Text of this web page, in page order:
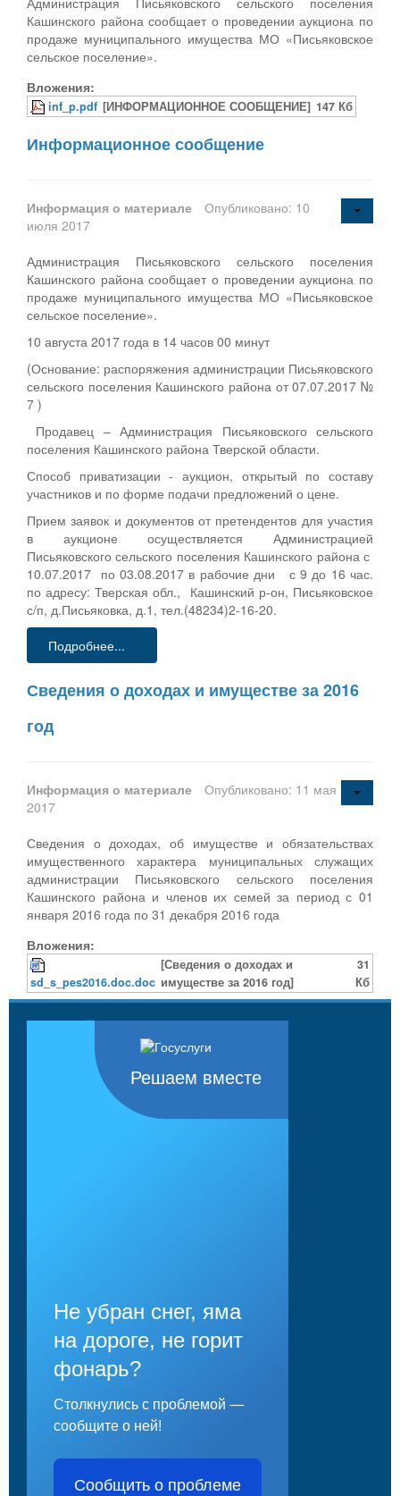
Кашинского района сообщает о проведении аукциона по
продаже муниципального имущества МО «Письяковское
сельское поселение».
Вложения:
inf_p.pdf [ИНФОРМАЦИОННОЕ СООБЩЕНИЕ] 147 Кб
Информационное сообщение
Информация о материале
Опубликовано: 10
июля 2017
Администрация Письяковского сельского поселения
Кашинского района сообщает о проведении аукциона по
продаже муниципального имущества МО «Письяковское
сельское поселение».
10 августа 2017 года в 14 часов 00 минут
(Основание: распоряжения администрации Письяковского
сельского поселения Кашинского района от 07.07.2017 №
7 )
Продавец – Администрация Письяковского сельского
поселения Кашинского района Тверской области.
Способ приватизации - аукцион, открытый по составу
участников и по форме подачи предложений о цене.
Прием заявок и документов от претендентов для участия
в аукционе осуществляется Администрацией
Письяковского сельского поселения Кашинского района с
10.07.2017 по 03.08.2017 в рабочие дни с 9 до 16 час.
по адресу: Тверская обл., Кашинский р-он, Письяковское
с/п, д.Письяковка, д.1, тел.(48234)2-16-20.
Подробнее...
Сведения о доходах и имуществе за 2016
год
Информация о материале
Опубликовано: 11 мая
2017
Сведения о доходах, об имуществе и обязательствах
имущественного характера муниципальных служащих
администрации Письяковского сельского поселения
Кашинского района и членов их семей за период с 01
января 2016 года по 31 декабря 2016 года
Вложения:
sd_s_pes2016.doc.doc
[Сведения о доходах и
имуществе за 2016 год]
31
Кб
Решаем вместе
Не убран снег, яма
на дороге, не горит
фонарь?
Столкнулись с проблемой —
сообщите о ней!
Сообщить о проблеме